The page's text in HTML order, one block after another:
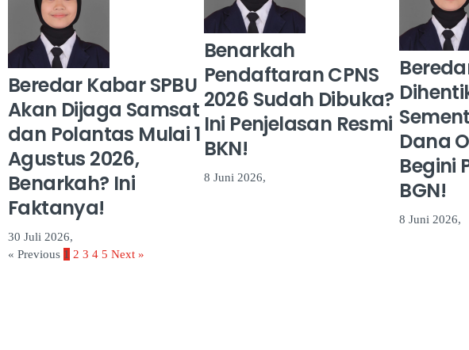
Beredar Kabar SPBU
Akan Dijaga Samsat
dan Polantas Mulai 1
Agustus 2026,
Benarkah? Ini
Faktanya!
30 Juli 2026,
Benarkah
Pendaftaran CPNS
2026 Sudah Dibuka?
Ini Penjelasan Resmi
BKN!
8 Juni 2026,
Dana
Begini
BGN!
8 Juni 2026,
« Previous 1 2 3 4 5 Next »